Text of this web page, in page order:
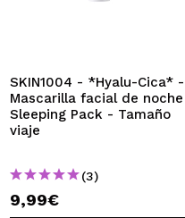
SKIN1004 - *Hyalu-Cica* -
Mascarilla facial de noche
Sleeping Pack - Tamaño
viaje
(3)
9,99€